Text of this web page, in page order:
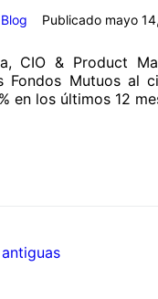
Blog Publicado mayo
CIO & Product
Fondos Mutuos al
en los últimos 12